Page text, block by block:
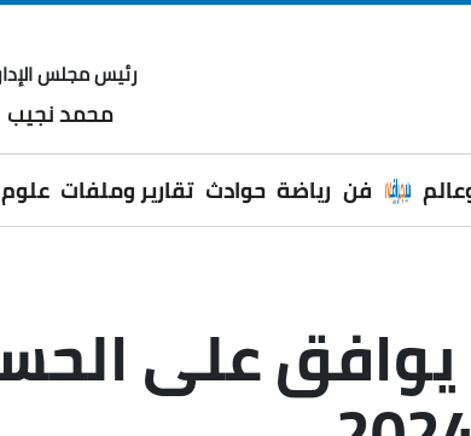
رئيس مجلس
محمد نجيب
فن رياضة حوادث تقارير وملفات
على